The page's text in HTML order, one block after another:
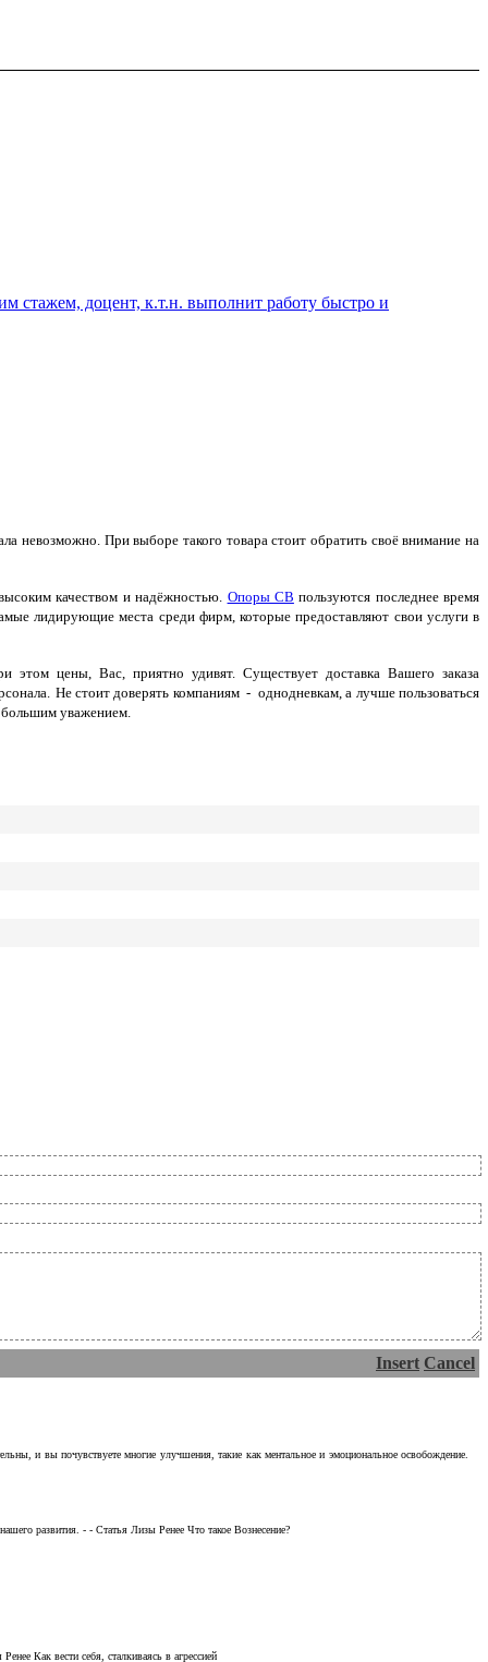
стажем, доцент, к.т.н. выполнит работу быстро и
невозможно. При выборе такого товара стоит обратить своё внимание на
качеством и надёжностью. Опоры СВ пользуются последнее время
лидирующие места среди фирм, которые предоставляют свои услуги в
цены, Вас, приятно удивят. Существует доставка Вашего заказа
Не стоит доверять компаниям - однодневкам, а лучше пользоваться
уважением.
Insert Cancel
и вы почувствуете многие улучшения, такие как ментальное и эмоциональное освобождение.
развития. - - Статья Лизы Ренее Что такое Вознесение?
Как вести себя, сталкиваясь в агрессией